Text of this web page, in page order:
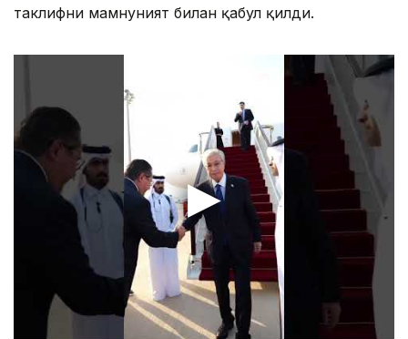
таклифни мамнуният билан қабул қилди.